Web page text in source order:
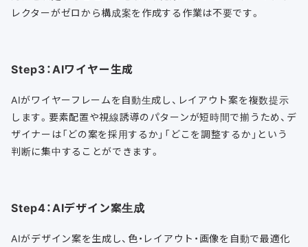
レクターがゼロから構成案を作成する作業は不要です。
Step3：AIワイヤー生成
AIがワイヤーフレームを自動生成し、レイアウト案を複数提示
します。要素配置や視線誘導のパターンが短時間で揃うため、デ
ザイナーは「どの案を採用するか」「どこを調整するか」という
判断に集中することができます。
Step4：AIデザイン案生成
AIがデザイン案を生成し、色・レイアウト・画像を自動で最適化